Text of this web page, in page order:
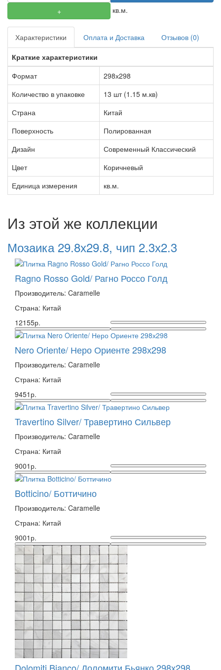
+ кв.м.
Характеристики Оплата и Доставка
Отзывов (0)
Краткие характеристики
Формат
298х298
Количество в упаковке
13 шт (1.15 м.кв)
Страна
Китай
Поверхность
Полированная
Дизайн
Современный Классический
Цвет
Коричневый
Единица измерения
кв.м.
Из этой же коллекции
Мозаика 29.8х29.8, чип 2.3х2.3
Ragno Rosso Gold/ Рагно Россо Голд
Производитель: Caramelle
Страна: Китай
12155р.
Nero Oriente/ Неро Ориенте 298х298
Производитель: Caramelle
Страна: Китай
9451р.
Travertino Silver/ Травертино Сильвер
Производитель: Caramelle
Страна: Китай
9001р.
Botticino/ Боттичино
Производитель: Caramelle
Страна: Китай
9001р.